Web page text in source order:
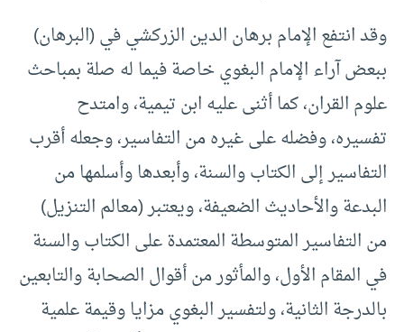
وقد انتفع الإمام برهان الدين الزركشي في (البرهان)
ببعض آراء الإمام البغوي خاصة فيما له صلة بمباحث
علوم القران، كما أثنى عليه ابن تيمية، وامتدح
تفسيره، وفضله على غيره من التفاسير، وجعله أقرب
التفاسير إلى الكتاب والسنة، وأبعدها وأسلمها من
البدعة والأحاديث الضعيفة، ويعتبر (معالم التنزيل)
من التفاسير المتوسطة المعتمدة على الكتاب والسنة
في المقام الأول، والمأثور من أقوال الصحابة والتابعين
بالدرجة الثانية، ولتفسير البغوي مزايا وقيمة علمية